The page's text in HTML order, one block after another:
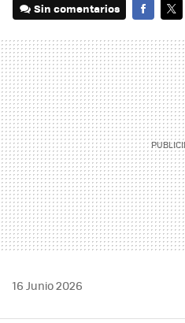
Sin comentarios
16 Junio 2026